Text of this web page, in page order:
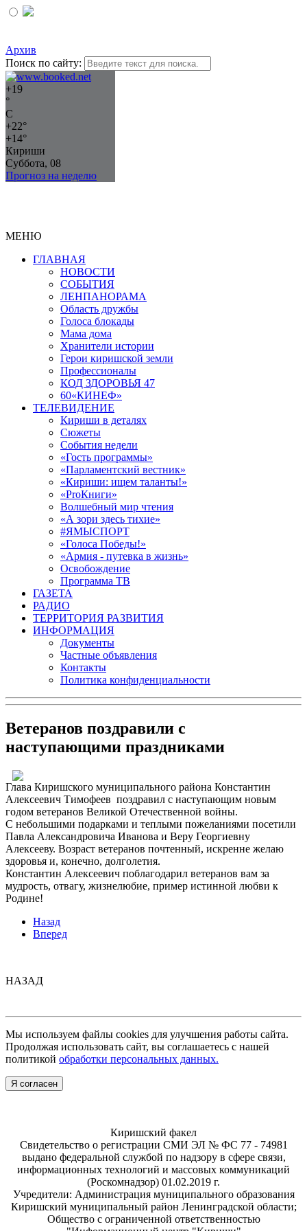
Архив
Поиск по сайту:
+19
°
C
+22°
+14°
Кириши
Суббота, 08
Прогноз на неделю
МЕНЮ
ГЛАВНАЯ
НОВОСТИ
СОБЫТИЯ
ЛЕНПАНОРАМА
Область дружбы
Голоса блокады
Мама дома
Хранители истории
Герои киришской земли
Профессионалы
КОД ЗДОРОВЬЯ 47
60«КИНЕФ»
ТЕЛЕВИДЕНИЕ
Кириши в деталях
Сюжеты
События недели
«Гость программы»
«Парламентский вестник»
«Кириши: ищем таланты!»
«ProКниги»
Волшебный мир чтения
«А зори здесь тихие»
#ЯМЫСПОРТ
«Голоса Победы!»
«Армия - путевка в жизнь»
Освобождение
Программа ТВ
ГАЗЕТА
РАДИО
ТЕРРИТОРИЯ РАЗВИТИЯ
ИНФОРМАЦИЯ
Документы
Частные объявления
Контакты
Политика конфиденциальности
Ветеранов поздравили с
наступающими праздниками
Глава Киришского муниципального района Константин
Алексеевич Тимофеев поздравил с наступающим новым
годом ветеранов Великой Отечественной войны.
С небольшими подарками и теплыми пожеланиями посетили
Павла Александровича Иванова и Веру Георгиевну
Алексееву. Возраст ветеранов почтенный, искренне желаю
здоровья и, конечно, долголетия.
Константин Алексеевич поблагодарил ветеранов вам за
мудрость, отвагу, жизнелюбие, пример истинной любви к
Родине!
Назад
Вперед
НАЗАД
Мы используем файлы cookies для улучшения работы сайта.
Продолжая использовать сайт, вы соглашаетесь с нашей
политикой обработки персональных данных.
Я согласен
Киришский факел
Свидетельство о регистрации СМИ ЭЛ № ФС 77 - 74981
выдано федеральной службой по надзору в сфере связи,
информационных технологий и массовых коммуникаций
(Роскомнадзор) 01.02.2019 г.
Учредители: Администрация муниципального образования
Киришский муниципальный район Ленинградской области;
Общество с ограниченной ответственностью